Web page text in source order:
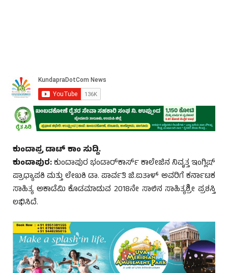
ಕುಂದಾಪ್ರ ಡಾಟ್ ಕಾಂ ಸುದ್ದಿ.
ಕುಂದಾಪುರ:ಕುಂದಾಪುರ ಭಂಡಾರ್‌ಕಾರ್ಸ್ ಕಾಲೇಜಿನ ನಿವೃತ್ತ ಇಂಗ್ಲಿಷ್
ಪ್ರಾಧ್ಯಾಪಕಿ ಮತ್ತು ಲೇಖಕಿ ಡಾ. ಪಾರ್ವತಿ ಜಿ.ಐತಾಳ್ ಅವರಿಗೆ ಕರ್ನಾಟಕ
ಸಾಹಿತ್ಯ ಅಕಾಡೆಮಿ ಕೊಡಮಾಡುವ 2018ನೇ ಸಾಲಿನ ಸಾಹಿತ್ಯಶ್ರೀ ಪ್ರಶಸ್ತಿ
ಲಭಿಸಿದೆ.